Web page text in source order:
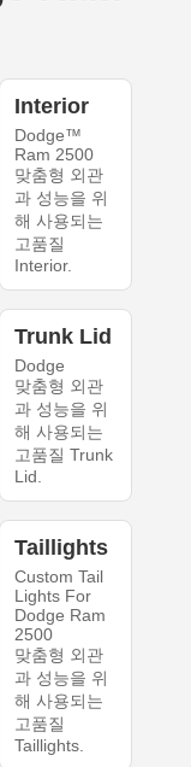
Interior
Dodge™
Ram 2500
맞춤형 외관
과 성능을 위
해 사용되는
고품질
Interior.
Trunk Lid
Dodge
맞춤형 외관
과 성능을 위
해 사용되는
고품질 Trunk
Lid.
Taillights
Custom Tail
Lights For
Dodge Ram
2500
맞춤형 외관
과 성능을 위
해 사용되는
고품질
Taillights.